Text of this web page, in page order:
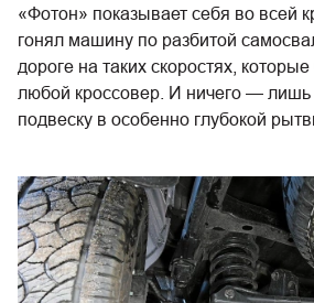
«Фотон» показывает себя во всей
гонял машину по разбитой
дороге на таких скоростях,
любой кроссовер. И ничего —
подвеску в особенно глубокой